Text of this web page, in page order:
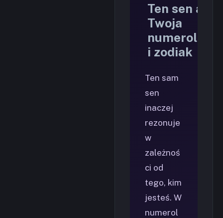
Ten sen a
Twoja
numerologia
i zodiak
Ten sam
sen
inaczej
rezonuje
w
zależnoś
ci od
tego, kim
jesteś. W
numerol